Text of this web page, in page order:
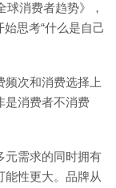
消费者趋势》，
思考“什么是自己
频次和消费选择上
是消费者不消费
元需求的同时拥有
能性更大。品牌从